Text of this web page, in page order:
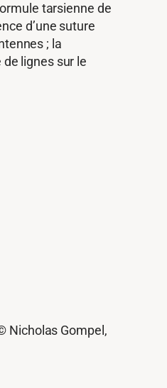
tarsienne de
d’une suture
; la
lignes sur le
Nicholas Gompel,